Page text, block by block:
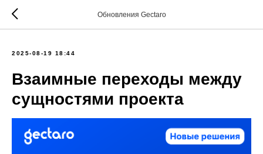
Обновления Gectaro
2025-08-19 18:44
Взаимные переходы между
сущностями проекта